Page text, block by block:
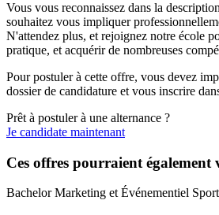
Vous vous reconnaissez dans la
souhaitez vous impliquer
N'attendez plus, et rejoignez notre école
pratique, et acquérir de nombreuses
Pour postuler à cette offre, vous devez
dossier de candidature et vous inscrire
Prêt à postuler à une alternance ?
Je candidate maintenant
Ces offres pourraient également
Bachelor Marketing et Événementiel